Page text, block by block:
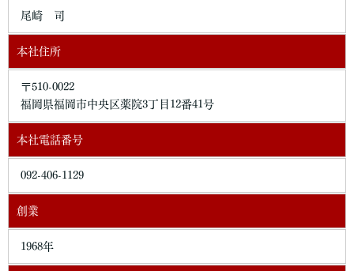
のいずれかに該当する場合を除き、個人情報を第三者に開示いた
託する業者に対して開示する場合
・法令に基づき開示することが必要である場合
当社は、個人情報の正確性及び安全性確保のために、セキュリテ
ィに万全の対策を講じています。
ご本人の照会
お客さまがご本人の個人情報の照会・修正・削除などをご希望さ
れる場合には、ご本人であることを確認の上、対応させていただ
きます。
尾崎 司
本社住所
〒510-0022
福岡県福岡市中央区薬院3丁目12番41号
本社電話番号
092-406-1129
創業
1968年